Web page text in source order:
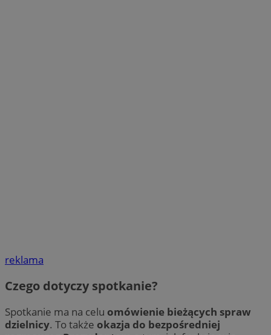
reklama
Czego dotyczy spotkanie?
Spotkanie ma na celu omówienie bieżących spraw
dzielnicy. To także okazja do bezpośredniej